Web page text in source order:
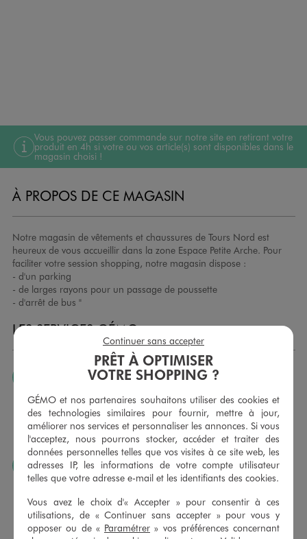
Vous pouvez passer commande sur notre site en retirant votre
produit en 4h si votre ou vos article(s) sont disponibles dans le
magasin choisi !
À PROPOS DE CE MAGASIN
Notre magasin de vêtements et chaussures de Tours Nord est
heureux de vous accueillir dans la zone Espace Petite Arche. Pour
faciliter votre session shopping, notre magasin dispose :
- d'un parking
- de larges rayons pour un passage de poussette
- d'arrêt de bus "
LES SERVICES GÉMO
JE PEUX CHANGER D’AVIS
Nous échangeons et vous proposons un avoir ou un
remboursement pour tout article non porté, non retouché,
sous 30 jours, sur simple présentation du ticket de caisse,
dans tous les magasins GÉMO.
JE PEUX FAIRE RETOUCHER MES ARTICLES
Ourlets, ceintures… vous avez la possibilité de faire
retoucher vos articles textiles dans nos magasins. Les tarifs
sont à votre disposition sur simple demande. Voir
conditions en magasins.
PRÊT À OPTIMISER
VOTRE SHOPPING ?
GÉMO et nos partenaires souhaitons utiliser des cookies et
des technologies similaires pour fournir, mettre à jour,
améliorer nos services et personnaliser les annonces. Si vous
l'acceptez, nous pourrons stocker, accéder et traiter des
données personnelles telles que vos visites à ce site web, les
adresses IP, les informations de votre compte utilisateur
telles que votre adresse e-mail et les identifiants des cookies.
Vous avez le choix d'« Accepter » pour consentir à ces
utilisations, de « Continuer sans accepter » pour vous y
opposer ou de « Paramétrer » vos préférences concernant
Continuer sans accepter